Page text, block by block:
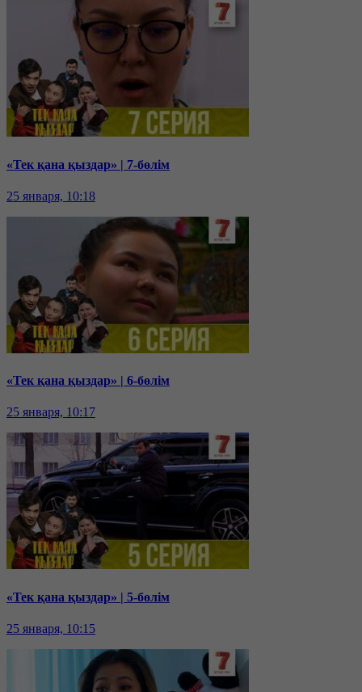
«Тек қана қыздар» | 7-бөлім
25 января, 10:18
«Тек қана қыздар» | 6-бөлім
25 января, 10:17
«Тек қана қыздар» | 5-бөлім
25 января, 10:15